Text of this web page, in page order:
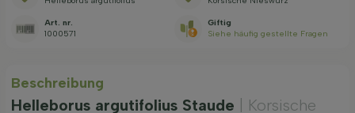
Art. nr.
1000571
Giftig
Siehe häufig gestellte Fragen
Beschreibung
Helleborus argutifolius Staude
| Korsische